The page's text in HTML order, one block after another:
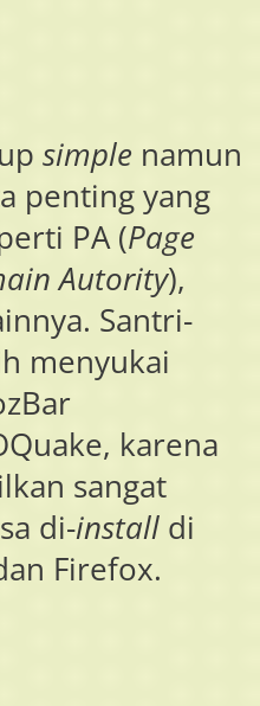
simple namun
penting yang
PA (Page
Autority),
Santri-
menyukai
karena
sangat
di-install di
Firefox.